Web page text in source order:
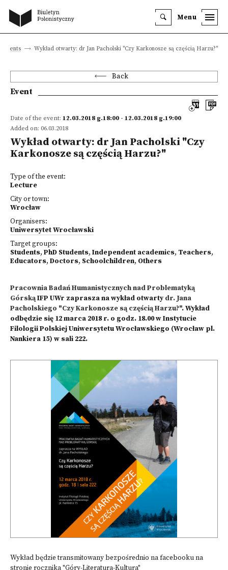
Menu
Events Wykład otwarty: dr Jan Pacholski "Czy Karkonosze są częścią Harzu?"
Back
Event
Date of the event: 12.03.2018 g.18:00 - 12.03.2018 g.19:00
Added on: 06.03.2018
Wykład otwarty: dr Jan Pacholski "Czy
Karkonosze są częścią Harzu?"
Type of the event:
Lecture
City or town:
Wrocław
Organisers:
Uniwersytet Wrocławski
Target groups:
Students, PhD Students, Independent academics, Teachers,
Educators, Doctors, Schoolchildren, Others
Pracownia Badań Humanistycznych nad Problematyką
GórskąIFP UWr zaprasza na wykład otwartydr. Jana
Pacholskiego "Czy Karkonosze są częścią Harzu?". Wykład
odbędzie się 12 marca 2018 r. o godz. 18.00 w Instytucie
Filologii Polskiej Uniwersytetu Wrocławskiego (Wrocław pl.
Nankiera 15) w sali 222.
Wykład będzie transmitowany bezpośrednio na facebooku na
stronie rocznika "Góry-Literatura-Kultura"